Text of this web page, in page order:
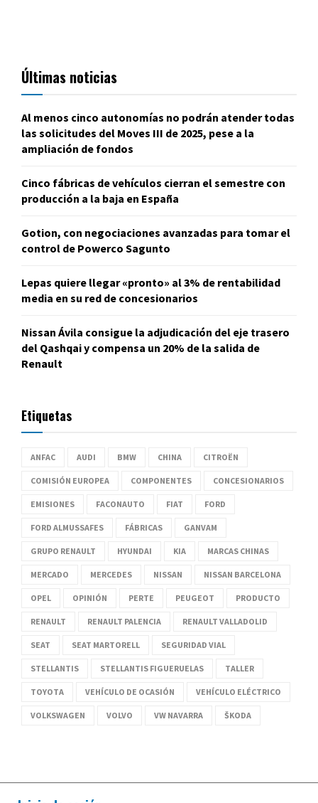
Últimas noticias
Al menos cinco autonomías no podrán atender todas
las solicitudes del Moves III de 2025, pese a la
ampliación de fondos
Cinco fábricas de vehículos cierran el semestre con
producción a la baja en España
Gotion, con negociaciones avanzadas para tomar el
control de Powerco Sagunto
Lepas quiere llegar «pronto» al 3% de rentabilidad
media en su red de concesionarios
Nissan Ávila consigue la adjudicación del eje trasero
del Qashqai y compensa un 20% de la salida de
Renault
Etiquetas
ANFAC AUDI BMW CHINA CITROËN
COMISIÓN EUROPEA COMPONENTES CONCESIONARIOS
EMISIONES FACONAUTO FIAT FORD
FORD ALMUSSAFES FÁBRICAS GANVAM
GRUPO RENAULT HYUNDAI KIA MARCAS CHINAS
MERCADO MERCEDES NISSAN NISSAN BARCELONA
OPEL OPINIÓN PERTE PEUGEOT PRODUCTO
RENAULT RENAULT PALENCIA RENAULT VALLADOLID
SEAT SEAT MARTORELL SEGURIDAD VIAL
STELLANTIS STELLANTIS FIGUERUELAS TALLER
TOYOTA VEHÍCULO DE OCASIÓN VEHÍCULO ELÉCTRICO
VOLKSWAGEN VOLVO VW NAVARRA ŠKODA